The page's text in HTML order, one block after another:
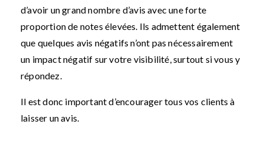
d’avoir un grand nombre d’avis avec une forte
proportion de notes élevées. Ils admettent également
que quelques avis négatifs n’ont pas nécessairement
un impact négatif sur votre visibilité, surtout si vous y
répondez.
Il est donc important d’encourager tous vos clients à
laisser un avis.